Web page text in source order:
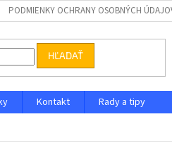
PODMIENKY OCHRANY OSOBNÝCH
HĽADAŤ
Kontakt
Rady a tipy